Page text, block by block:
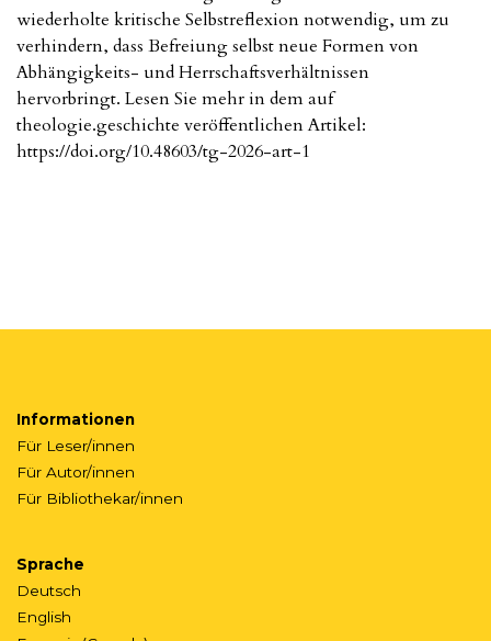
wiederholte kritische Selbstreflexion notwendig, um zu
verhindern, dass Befreiung selbst neue Formen von
Abhängigkeits- und Herrschaftsverhältnissen
hervorbringt. Lesen Sie mehr in dem auf
theologie.geschichte veröffentlichen Artikel:
https://doi.org/10.48603/tg-2026-art-1
Informationen
Für Leser/innen
Für Autor/innen
Für Bibliothekar/innen
Sprache
Deutsch
English